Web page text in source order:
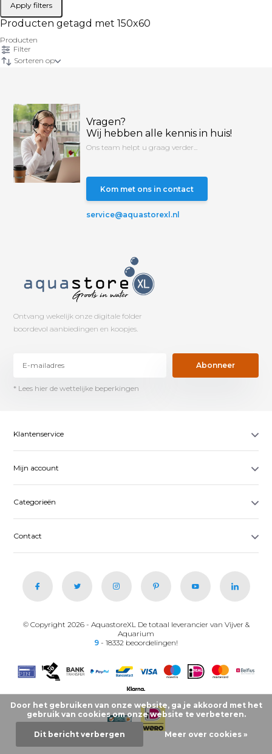
Apply filters
Producten getagd met 150x60
Producten
Filter
Sorteren op
Vragen?
Wij hebben alle kennis in huis!
Ons team helpt u graag verder...
Kom met ons in contact
service@aquastorexl.nl
Ontvang wekelijk onze digitale folder
boordevol aanbiedingen en koopjes.
Abonneer
* Lees hier de wettelijke beperkingen
Klantenservice
Mijn account
Categorieën
Contact
© Copyright 2026 - AquastoreXL De totaal leverancier van Vijver &
Aquarium
9 - 18332 beoordelingen!
Door het gebruiken van onze website, ga je akkoord met het
gebruik van cookies om onze website te verbeteren.
Dit bericht verbergen Meer over cookies »